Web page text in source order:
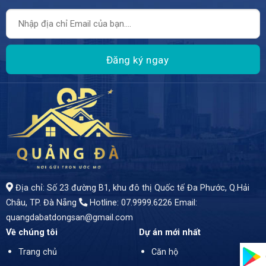
Địa chỉ: Số 23 đường B1, khu đô thị Quốc tế Đa Phước, Q.Hải
Châu, TP. Đà Nẵng
Hotline: 07.9999.6226 Email:
quangdabatdongsan@gmail.com
Về chúng tôi
Trang chủ
Dự án mới nhất
Căn hộ